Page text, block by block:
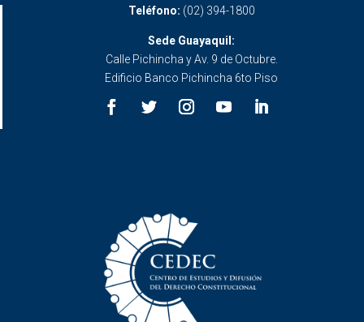
Teléfono: (02) 394-1800
Sede Guayaquil:
Calle Pichincha y Av. 9 de Octubre.
Edificio Banco Pichincha 6to Piso